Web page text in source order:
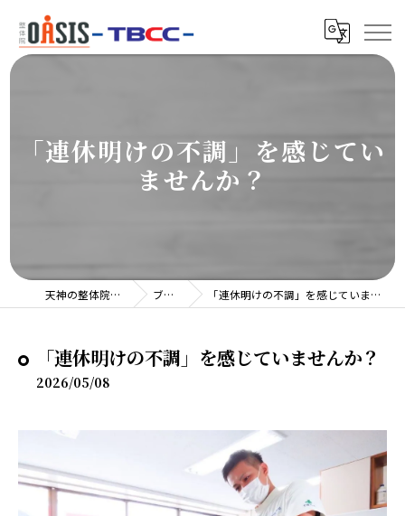
「連休明けの不調」を感じてい
ませんか？
天神の整体院TBCC ブログ 「連休明けの不調」を感じていませんか？
「連休明けの不調」を感じていませんか？
2026/05/08